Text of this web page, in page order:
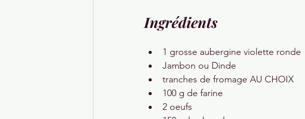
Ingrédients
1 grosse aubergine violette ronde
Jambon ou Dinde
tranches de fromage AU CHOIX
100 g de farine
2 oeufs